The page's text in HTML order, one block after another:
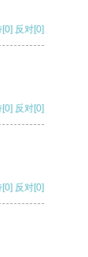
[0] 反对[0]
[0] 反对[0]
[0] 反对[0]